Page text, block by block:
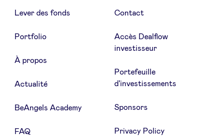
Lever des fonds
Portfolio
À propos
Actualité
BeAngels Academy
FAQ
Contact
Accès Dealflow
investisseur
Portefeuille
d'investissements
Sponsors
Privacy Policy